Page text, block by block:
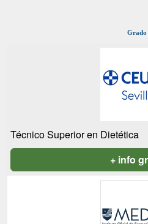
Grado
Técnico Superior en Dietética
+ info